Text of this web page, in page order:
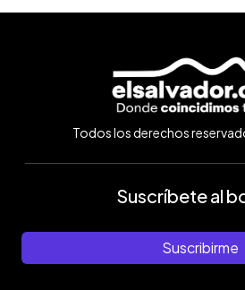
Todos los derechos
Suscríbete al
Suscribirme